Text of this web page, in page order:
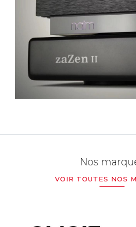
Nos
VOIR TOUTES NOS